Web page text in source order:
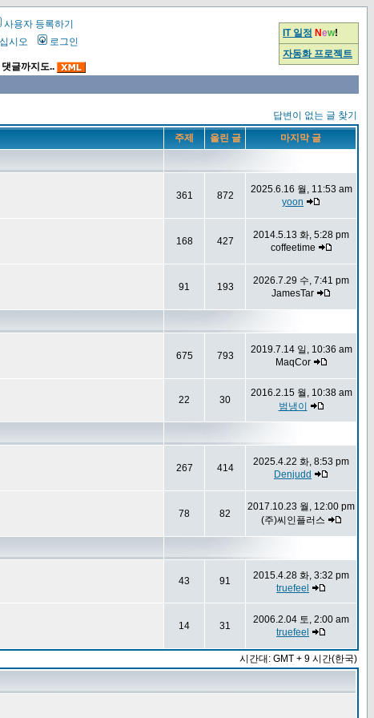
사용자 등록하기
시오 로그인
글까지도..
IT 일정 New!
자동화 프로젝트
답변이 없는 글 찾기
주제 올린 글 마지막 글
361 872
2025.6.16 월, 11:53 am
yoon
168 427
2014.5.13 화, 5:28 pm
coffeetime
91 193
2026.7.29 수, 7:41 pm
JamesTar
675 793
2019.7.14 일, 10:36 am
MaqCor
22 30
2016.2.15 월, 10:38 am
범냉이
267 414
2025.4.22 화, 8:53 pm
Denjudd
78 82
2017.10.23 월, 12:00 pm
(주)씨인플러스
43 91
2015.4.28 화, 3:32 pm
truefeel
14 31
2006.2.04 토, 2:00 am
truefeel
시간대: GMT + 9 시간(한국)